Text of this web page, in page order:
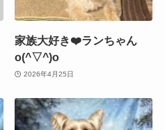
家族大好き❤️ランちゃん
o(^▽^)o
2026年4月25日